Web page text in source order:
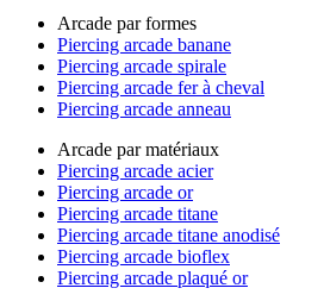
Arcade par formes
Piercing arcade banane
Piercing arcade spirale
Piercing arcade fer à cheval
Piercing arcade anneau
Arcade par matériaux
Piercing arcade acier
Piercing arcade or
Piercing arcade titane
Piercing arcade titane anodisé
Piercing arcade bioflex
Piercing arcade plaqué or